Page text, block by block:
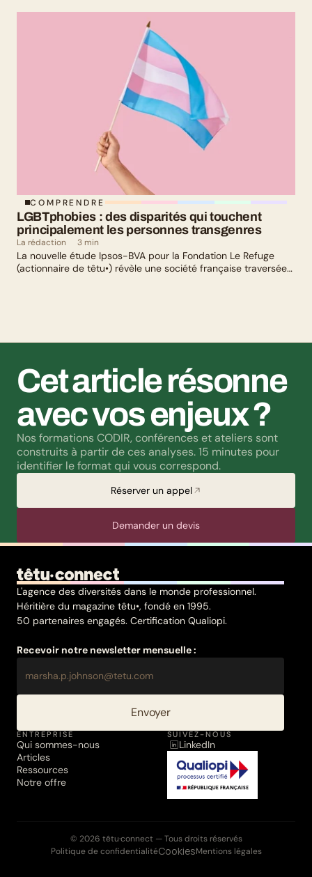
culturelle : il y en a pour tous les goûts !
COMPRENDRE
LGBTphobies : des disparités qui touchent
principalement les personnes transgenres
La rédaction 3 min
La nouvelle étude Ipsos-BVA pour la Fondation Le Refuge
(actionnaire de têtu•) révèle une société française traversée
Cet article résonne
avec vos enjeux ?
Nos formations CODIR, conférences et ateliers sont
construits à partir de ces analyses. 15 minutes pour
identifier le format qui vous correspond.
Réserver un appel
Demander un devis
L'agence des diversités dans le monde professionnel.
Héritière du magazine têtu•, fondé en 1995.
50 partenaires engagés. Certification Qualiopi.
Recevoir notre newsletter mensuelle :
Envoyer
ENTREPRISE
Qui sommes-nous
Articles
Ressources
Notre offre
SUIVEZ-NOUS
LinkedIn
© 2026 têtu·connect — Tous droits réservés
Politique de confidentialitéCookiesMentions légales